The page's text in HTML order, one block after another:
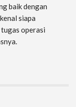
baik dengan
siapa
operasi